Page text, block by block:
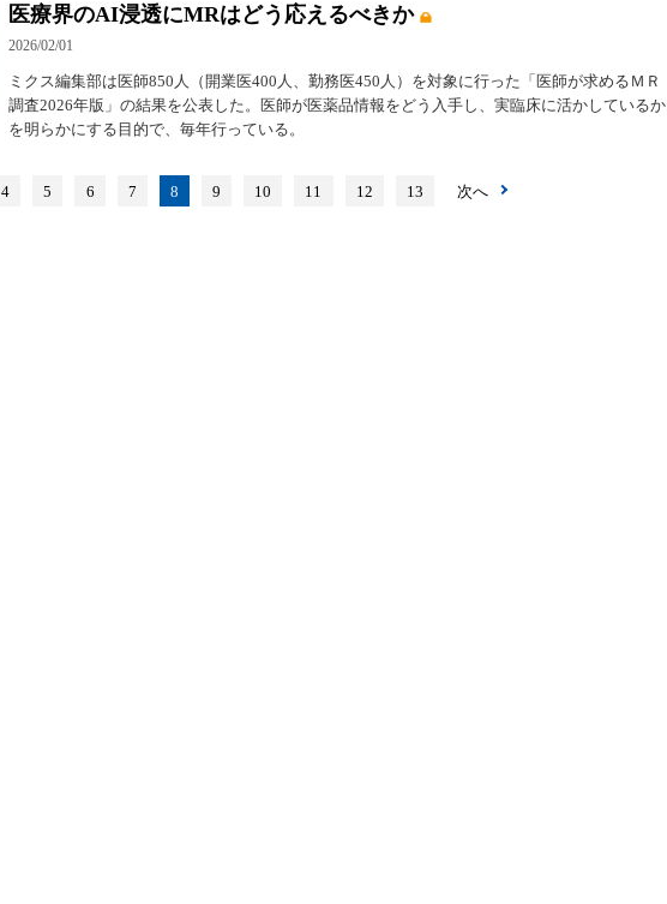
医療界のAI浸透にMRはどう応えるべきか
2026/02/01
ミクス編集部は医師850人（開業医400人、勤務医450人）を対象に行った「医師が求めるＭＲ
調査2026年版」の結果を公表した。医師が医薬品情報をどう入手し、実臨床に活かしているか
を明らかにする目的で、毎年行っている。
4 5 6 7 8 9 10 11 12 13 次へ